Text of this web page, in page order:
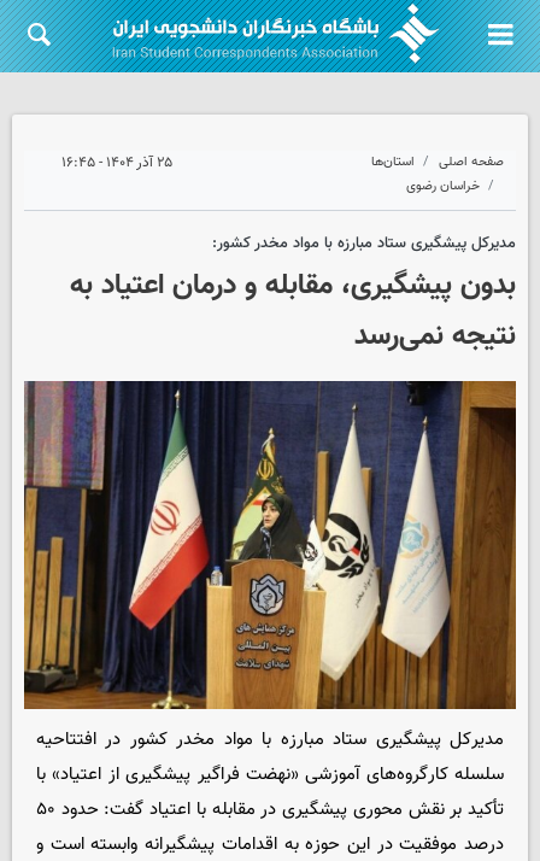
صفحه اصلی
استان‌ها
خراسان رضوی
۲۵ آذر ۱۴۰۴ - ۱۶:۴۵
مدیرکل پیشگیری ستاد مبارزه با مواد مخدر کشور:
بدون پیشگیری، مقابله و درمان اعتیاد به
نتیجه نمی‌رسد
مدیرکل پیشگیری ستاد مبارزه با مواد مخدر کشور در افتتاحیه
سلسله کارگروه‌های آموزشی «نهضت فراگیر پیشگیری از اعتیاد» با
تأکید بر نقش محوری پیشگیری در مقابله با اعتیاد گفت: حدود ۵۰
درصد موفقیت در این حوزه به اقدامات پیشگیرانه وابسته است و